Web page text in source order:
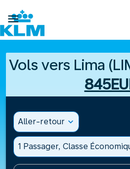

Vols vers Lima
Aller-retour expand_more
1 Passager, Classe